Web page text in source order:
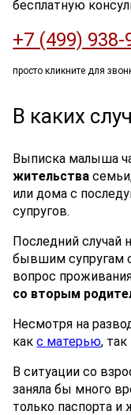
бесплатную
+7 (499) 938-
просто кликните для
В каких
Выписка малыша
жительства
или дома с
супругов.
Последний случай
бывшим супругам
вопрос
со вторым
Несмотря на
какс матерью,
В ситуации со
заняла бы много
только паспорта и